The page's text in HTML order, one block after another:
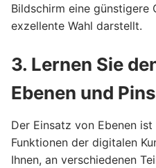
Bildschirm eine
exzellente Wahl darstellt.
3. Lernen Sie
Ebenen und
Der Einsatz von Ebenen
Funktionen der digitalen
Ihnen, an verschiedenen